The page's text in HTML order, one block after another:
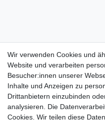
Wir verwenden Cookies und
Website und verarbeiten
Besucher:innen unserer
Inhalte und Anzeigen zu
Drittanbietern einzubinden
analysieren. Die
Cookies. Wir teilen diese